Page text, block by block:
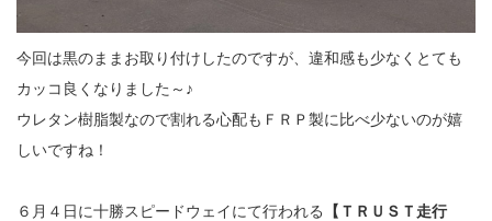
今回は黒のままお取り付けしたのですが、違和感も少なくとても
カッコ良くなりました～♪
ウレタン樹脂製なので割れる心配もＦＲＰ製に比べ少ないのが嬉
しいですね！
６月４日に十勝スピードウェイにて行われる
【ＴＲＵＳＴ走行